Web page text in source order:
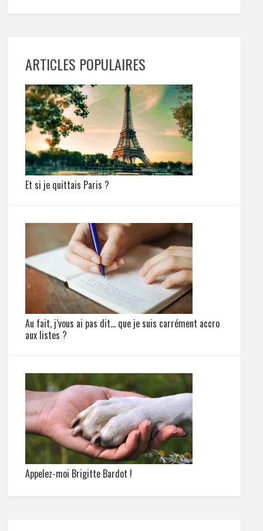
ARTICLES POPULAIRES
Et si je quittais Paris ?
Au fait, j’vous ai pas dit… que je suis carrément accro
aux listes ?
Appelez-moi Brigitte Bardot !